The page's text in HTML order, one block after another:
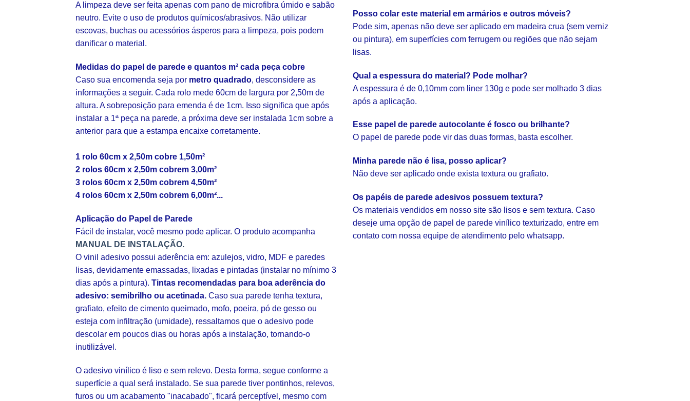
A limpeza deve ser feita apenas com pano de microfibra úmido e sabão
neutro. Evite o uso de produtos químicos/abrasivos. Não utilizar
escovas, buchas ou acessórios ásperos para a limpeza, pois podem
danificar o material.
Medidas do papel de parede e quantos m² cada peça cobre
Caso sua encomenda seja por metro quadrado, desconsidere as
informações a seguir. Cada rolo mede 60cm de largura por 2,50m de
altura. A sobreposição para emenda é de 1cm. Isso significa que após
instalar a 1ª peça na parede, a próxima deve ser instalada 1cm sobre a
anterior para que a estampa encaixe corretamente.
1 rolo 60cm x 2,50m cobre 1,50m²
2 rolos 60cm x 2,50m cobrem 3,00m²
3 rolos 60cm x 2,50m cobrem 4,50m²
4 rolos 60cm x 2,50m cobrem 6,00m²...
Aplicação do Papel de Parede
Fácil de instalar, você mesmo pode aplicar. O produto acompanha
MANUAL DE INSTALAÇÃO.
O vinil adesivo possui aderência em: azulejos, vidro, MDF e paredes
lisas, devidamente emassadas, lixadas e pintadas (instalar no mínimo 3
dias após a pintura). Tintas recomendadas para boa aderência do
adesivo: semibrilho ou acetinada. Caso sua parede tenha textura,
grafiato, efeito de cimento queimado, mofo, poeira, pó de gesso ou
esteja com infiltração (umidade), ressaltamos que o adesivo pode
descolar em poucos dias ou horas após a instalação, tornando-o
inutilizável.
O adesivo vinílico é liso e sem relevo. Desta forma, segue conforme a
superfície a qual será instalado. Se sua parede tiver pontinhos, relevos,
furos ou um acabamento "inacabado", ficará perceptível, mesmo com
Posso colar este material em armários e outros móveis?
Pode sim, apenas não deve ser aplicado em madeira crua (sem verniz
ou pintura), em superfícies com ferrugem ou regiões que não sejam
lisas.
Qual a espessura do material? Pode molhar?
A espessura é de 0,10mm com liner 130g e pode ser molhado 3 dias
após a aplicação.
Esse papel de parede autocolante é fosco ou brilhante?
O papel de parede pode vir das duas formas, basta escolher.
Minha parede não é lisa, posso aplicar?
Não deve ser aplicado onde exista textura ou grafiato.
Os papéis de parede adesivos possuem textura?
Os materiais vendidos em nosso site são lisos e sem textura. Caso
deseje uma opção de papel de parede vinílico texturizado, entre em
contato com nossa equipe de atendimento pelo whatsapp.